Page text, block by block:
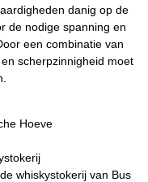
danig op de
de nodige spanning en
een combinatie van
scherpzinnigheid moet
Hoeve
whiskystokerij van Bus